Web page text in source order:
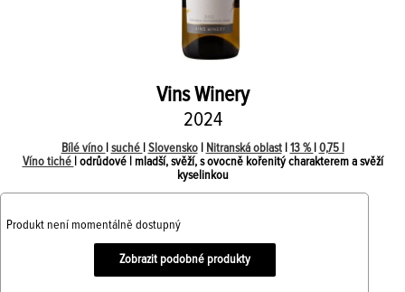
Vins Winery
2024
Bílé víno suché Slovensko| Nitranská oblast| 13 % 0,75 l
Víno tiché
| odrůdové | mladší, svěží, s ovocně kořenitý charakterem a svěží
kyselinkou
Produkt není momentálně dostupný
Zobrazit podobné produkty